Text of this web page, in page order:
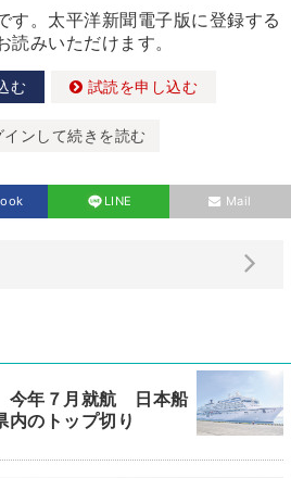
す。太平洋新聞電子版に登録する
読みいただけます。
む 試読を申し込む
インして続きを読む
LINE Mail
年７月就航 日本船
のトップ切り